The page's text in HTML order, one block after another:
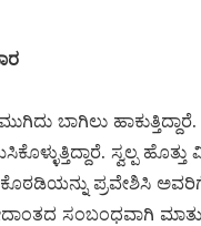
ಬಾಗಿಲು
ಸ್ವಲ್ಪ
ಪ್ರವೇಶಿಸಿ
ಸಂಬಂಧವಾಗಿ